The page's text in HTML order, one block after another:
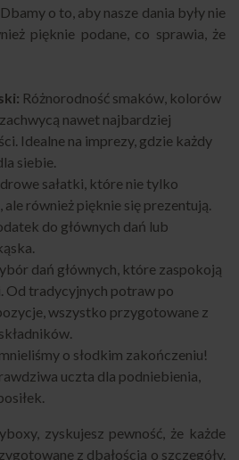
o to, aby nasze dania były nie
pięknie podane, co sprawia, że
Różnorodność smaków, kolorów
nawet najbardziej
Idealne na imprezy, gdzie każdy
siebie.
sałatki, które nie tylko
również pięknie się prezentują.
do głównych dań lub
dań głównych, które zaspokoją
Od tradycyjnych potraw po
wszystko przygotowane z
o słodkim zakończeniu!
uczta dla podniebienia,
zyskujesz pewność, że każde
z dbałością o szczegóły.